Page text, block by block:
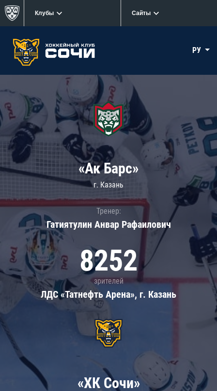
Клубы Сайты
РУ
«Ак Барс»
г. Казань
Тренер:
Гатиятулин Анвар Рафаилович
8252
зрителей
ЛДС «Татнефть Арена», г. Казань
«ХК Сочи»